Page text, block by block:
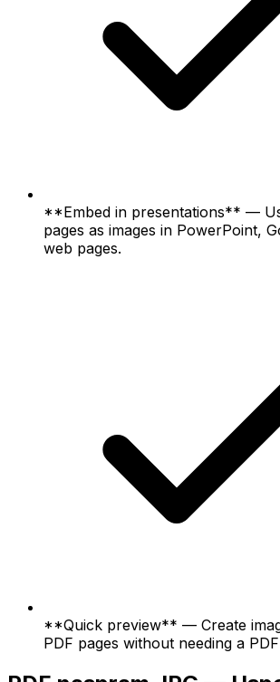
**Embed in presentations** —
pages as images in PowerPoint,
web pages.
**Quick preview** — Create
PDF pages without needing a